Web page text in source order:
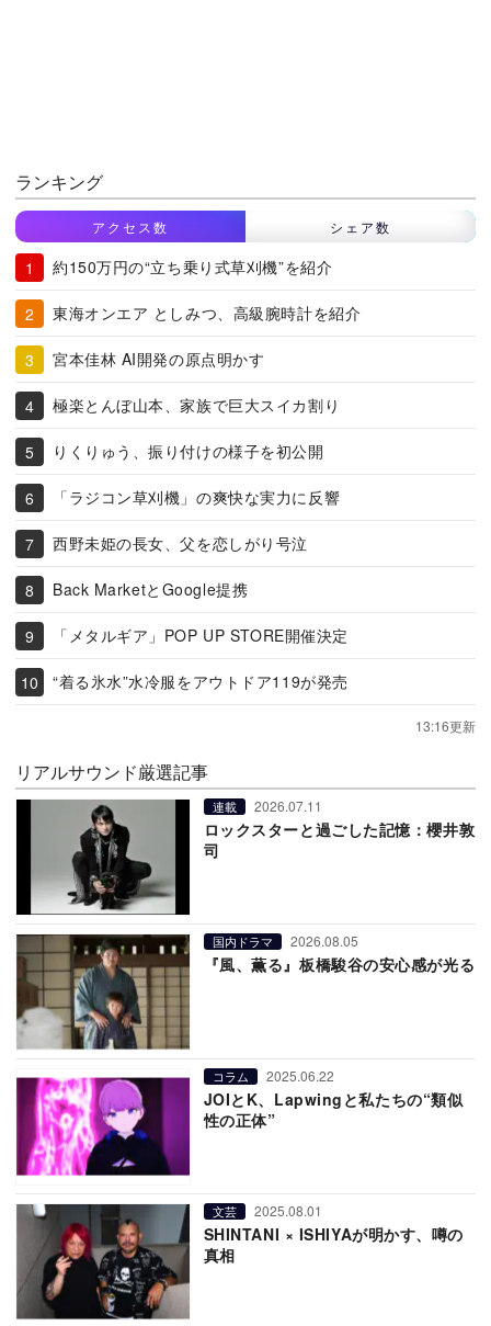
ランキング
アクセス数 シェア数
約150万円の“立ち乗り式草刈機”を紹介
東海オンエア としみつ、高級腕時計を紹介
宮本佳林 AI開発の原点明かす
極楽とんぼ山本、家族で巨大スイカ割り
りくりゅう、振り付けの様子を初公開
「ラジコン草刈機」の爽快な実力に反響
西野未姫の長女、父を恋しがり号泣
Back MarketとGoogle提携
「メタルギア」POP UP STORE開催決定
“着る氷水”水冷服をアウトドア119が発売
13:16更新
リアルサウンド厳選記事
連載 2026.07.11
ロックスターと過ごした記憶：櫻井敦
司
国内ドラマ 2026.08.05
『風、薫る』板橋駿谷の安心感が光る
コラム 2025.06.22
JOIとK、Lapwingと私たちの“類似
性の正体”
文芸 2025.08.01
SHINTANI × ISHIYAが明かす、噂の
真相